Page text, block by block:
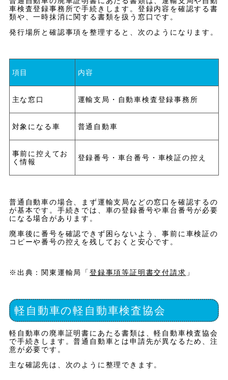
車検査登録事務所で手続きします。登録内容を確認する書
類や、一時抹消に関する書類を扱う窓口です。
発行場所と確認事項を整理すると、次のようになります。
項目 内容
主な窓口 運輸支局・自動車検査登録事務所
対象になる車 普通自動車
事前に控えてお
く情報
登録番号・車台番号・車検証の控え
普通自動車の場合、まず運輸支局などの窓口を確認するの
が基本です。手続きでは、車の登録番号や車台番号が必要
になる場合があります。
廃車後に番号を確認できず困らないよう、事前に車検証の
コピーや番号の控えを残しておくと安心です。
※出典：関東運輸局「登録事項等証明書交付請求 」
軽自動車の軽自動車検査協会
軽自動車の廃車証明書にあたる書類は、軽自動車検査協会
で手続きします。普通自動車とは申請先が異なるため、注
意が必要です。
主な確認先は、次のように整理できます。